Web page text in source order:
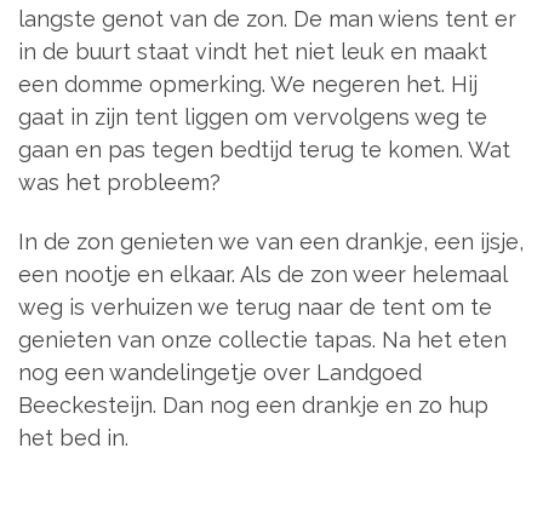
langste genot van de zon. De man wiens tent er
in de buurt staat vindt het niet leuk en maakt
een domme opmerking. We negeren het. Hij
gaat in zijn tent liggen om vervolgens weg te
gaan en pas tegen bedtijd terug te komen. Wat
was het probleem?
In de zon genieten we van een drankje, een ijsje,
een nootje en elkaar. Als de zon weer helemaal
weg is verhuizen we terug naar de tent om te
genieten van onze collectie tapas. Na het eten
nog een wandelingetje over Landgoed
Beeckesteijn. Dan nog een drankje en zo hup
het bed in.